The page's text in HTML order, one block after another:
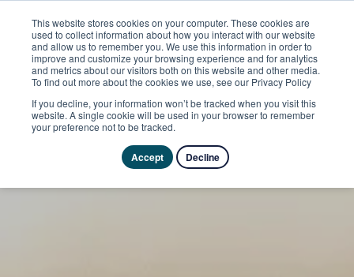
This website stores cookies on your computer. These cookies are
used to collect information about how you interact with our website
and allow us to remember you. We use this information in order to
improve and customize your browsing experience and for analytics
and metrics about our visitors both on this website and other media.
To find out more about the cookies we use, see our Privacy Policy
If you decline, your information won’t be tracked when you visit this
website. A single cookie will be used in your browser to remember
your preference not to be tracked.
Accept Decline